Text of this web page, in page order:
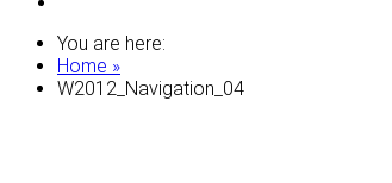
You are here:
Home »
W2012_Navigation_04